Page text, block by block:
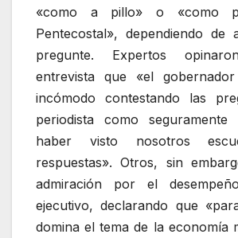
«como a pillo» o «como
Pentecostal», dependiendo de
pregunte. Expertos
entrevista que «el
incómodo contestando las
periodista como seguramente
haber visto nosotros
respuestas». Otros, sin
admiración por el
ejecutivo, declarando que
domina el tema de la economía